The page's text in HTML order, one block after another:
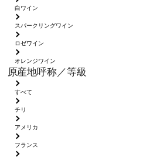
白ワイン
スパークリングワイン
ロゼワイン
オレンジワイン
原産地呼称／等級
すべて
チリ
アメリカ
フランス